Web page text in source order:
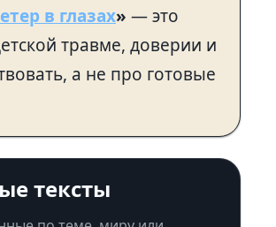
в глазах» — это
травме, доверии и
а не про готовые
тексты